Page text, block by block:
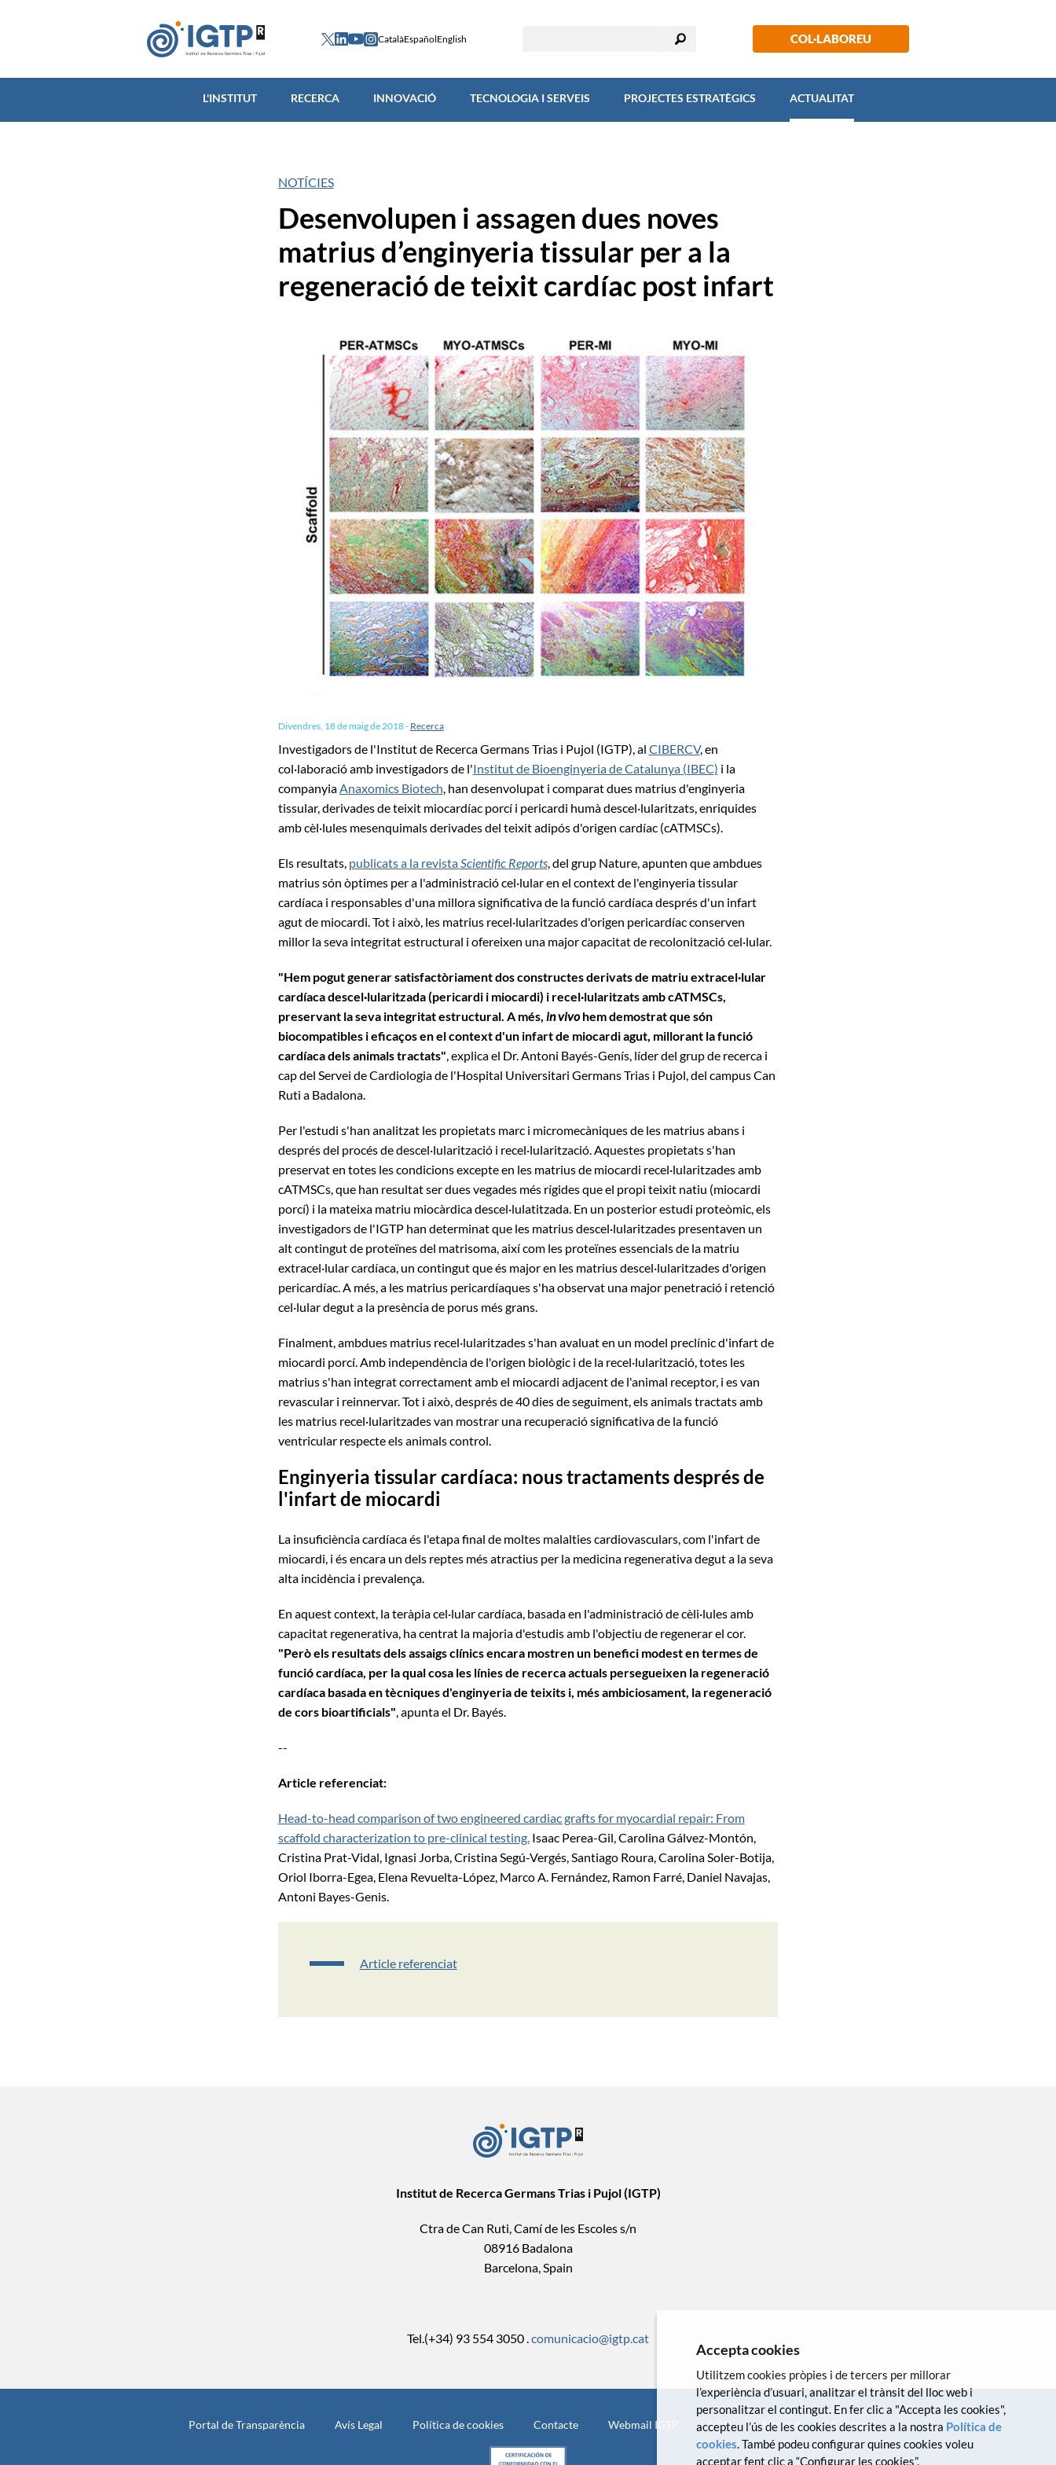
CatalàEspañolEnglish COL·LABOREU
L'INSTITUT RECERCA INNOVACIÓ TECNOLOGIA I SERVEIS PROJECTES ESTRATÈGICS ACTUALITAT
NOTÍCIES
Desenvolupen i assagen dues noves
matrius d’enginyeria tissular per a la
regeneració de teixit cardíac post infart
Divendres, 18 de maig de 2018- Recerca
Investigadors de l'Institut de Recerca Germans Trias i Pujol (IGTP), al CIBERCV, en
col·laboració amb investigadors de l'Institut de Bioenginyeria de Catalunya (IBEC) i la
companyiaAnaxomics Biotech, han desenvolupat i comparat dues matrius d'enginyeria
tissular, derivades de teixit miocardíac porcí i pericardi humà descel·lularitzats, enriquides
amb cèl·lules mesenquimals derivades del teixit adipós d'origen cardíac (cATMSCs).
Els resultats, publicats a la revistaScientific Reports, del grup Nature, apunten que ambdues
matrius són òptimes per a l'administració cel·lular en el context de l'enginyeria tissular
cardíaca i responsables d'una millora significativa de la funció cardíaca després d'un infart
agut de miocardi. Tot i això, les matrius recel·lularitzades d'origen pericardíac conserven
millor la seva integritat estructural i ofereixen una major capacitat de recolonització cel·lular.
"Hem pogut generar satisfactòriament dos constructes derivats de matriu extracel·lular
cardíaca descel·lularitzada (pericardi i miocardi) i recel·lularitzats amb cATMSCs,
preservant la seva integritat estructural. A més, in vivohem demostrat que són
biocompatibles i eficaços en el context d'un infart de miocardi agut, millorant la funció
cardíaca dels animals tractats", explica el Dr. Antoni Bayés-Genís, líder del grup de recerca i
cap del Servei de Cardiologia de l'Hospital Universitari Germans Trias i Pujol, del campus Can
Ruti a Badalona.
Per l'estudi s'han analitzat les propietats marc i micromecàniques de les matrius abans i
després del procés de descel·lularització i recel·lularització. Aquestes propietats s'han
preservat en totes les condicions excepte en les matrius de miocardi recel·lularitzades amb
cATMSCs, que han resultat ser dues vegades més rígides que el propi teixit natiu (miocardi
porcí) i la mateixa matriu miocàrdica descel·lulatitzada. En un posterior estudi proteòmic, els
investigadors de l'IGTP han determinat que les matrius descel·lularitzades presentaven un
alt contingut de proteïnes del matrisoma, així com les proteïnes essencials de la matriu
extracel·lular cardíaca, un contingut que és major en les matrius descel·lularitzades d'origen
pericardíac. A més, a les matrius pericardíaques s'ha observat una major penetració i retenció
cel·lular degut a la presència de porus més grans.
Finalment, ambdues matrius recel·lularitzades s'han avaluat en un model preclínic d'infart de
miocardi porcí. Amb independència de l'origen biològic i de la recel·lularització, totes les
matrius s'han integrat correctament amb el miocardi adjacent de l'animal receptor, i es van
revascular i reinnervar. Tot i això, després de 40 dies de seguiment, els animals tractats amb
les matrius recel·lularitzades van mostrar una recuperació significativa de la funció
ventricular respecte els animals control.
Enginyeria tissular cardíaca: nous tractaments després de
l'infart de miocardi
La insuficiència cardíaca és l'etapa final de moltes malalties cardiovasculars, com l'infart de
miocardi, i és encara un dels reptes més atractius per la medicina regenerativa degut a la seva
alta incidència i prevalença.
En aquest context, la teràpia cel·lular cardíaca, basada en l'administració de cèli·lules amb
capacitat regenerativa, ha centrat la majoria d'estudis amb l'objectiu de regenerar el cor.
"Però els resultats dels assaigs clínics encara mostren un benefici modest en termes de
funció cardíaca, per la qual cosa les línies de recerca actuals persegueixen la regeneració
cardíaca basada en tècniques d'enginyeria de teixits i, més ambiciosament, la regeneració
de cors bioartificials", apunta el Dr. Bayés.
--
Article referenciat:
Head-to-head comparison of two engineered cardiac grafts for myocardial repair: From
scaffold characterization to pre-clinical testing.Isaac Perea-Gil, Carolina Gálvez-Montón,
Cristina Prat-Vidal, Ignasi Jorba, Cristina Segú-Vergés, Santiago Roura, Carolina Soler-Botija,
Oriol Iborra-Egea, Elena Revuelta-López, Marco A. Fernández, Ramon Farré, Daniel Navajas,
Antoni Bayes-Genis.
Article referenciat
Institut de Recerca Germans Trias i Pujol (IGTP)
Ctra de Can Ruti, Camí de les Escoles s/n
08916 Badalona
Barcelona, Spain
Tel.(+34) 93 554 3050 .comunicacio@igtp.cat
Portal de Transparència Avís Legal Política de cookies Contacte Webmail IGTP VPN Intranet Crèdits
Accepta cookies
Utilitzem cookies pròpies i de tercers per millorar
l’experiència d’usuari, analitzar el trànsit del lloc web i
personalitzar el contingut. En fer clic a "Accepta les cookies",
accepteu l’ús de les cookies descrites a la nostra Política de
cookies. També podeu configurar quines cookies voleu
acceptar fent clic a “Configurar les cookies”.